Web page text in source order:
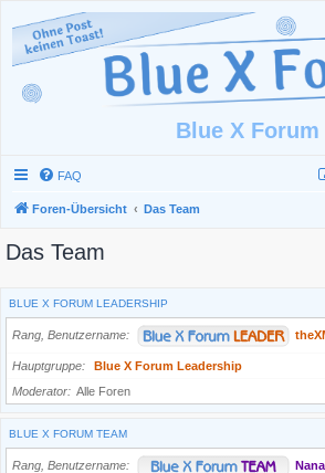
Blue X Forum
FAQ
Foren-Übersicht Das Team
Das Team
BLUE X FORUM LEADERSHIP
Rang, Benutzername
Hauptgruppe
Blue X Forum Leadership
Moderator
Alle Foren
BLUE X FORUM TEAM
Rang, Benutzername Nana